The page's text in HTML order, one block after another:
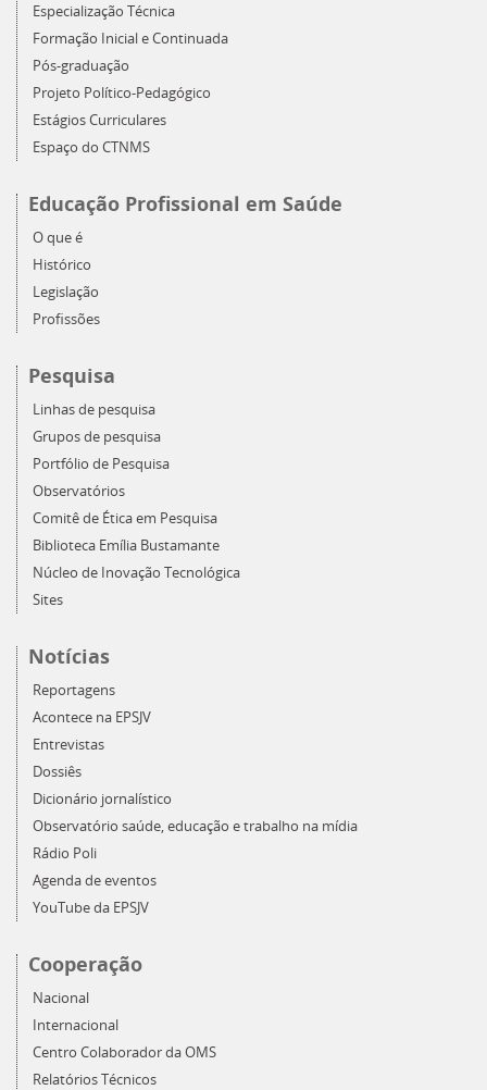
Especialização Técnica
Formação Inicial e Continuada
Pós-graduação
Projeto Político-Pedagógico
Estágios Curriculares
Espaço do CTNMS
Educação Profissional em Saúde
O que é
Histórico
Legislação
Profissões
Pesquisa
Linhas de pesquisa
Grupos de pesquisa
Portfólio de Pesquisa
Observatórios
Comitê de Ética em Pesquisa
Biblioteca Emília Bustamante
Núcleo de Inovação Tecnológica
Sites
Notícias
Reportagens
Acontece na EPSJV
Entrevistas
Dossiês
Dicionário jornalístico
Observatório saúde, educação e trabalho na mídia
Rádio Poli
Agenda de eventos
YouTube da EPSJV
Cooperação
Nacional
Internacional
Centro Colaborador da OMS
Relatórios Técnicos